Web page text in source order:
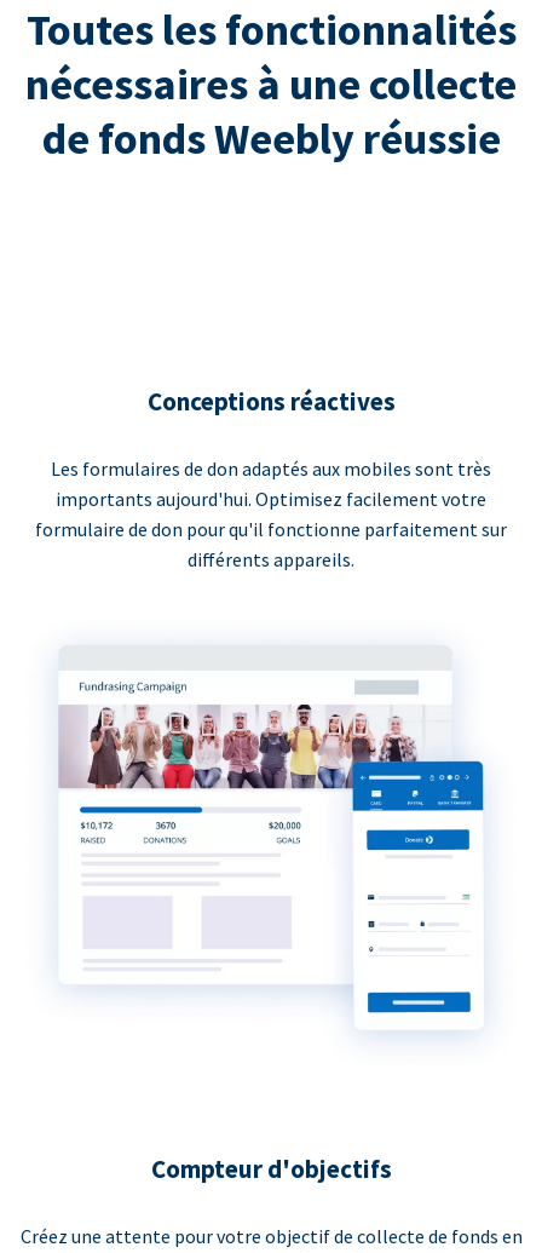
Toutes les fonctionnalités
nécessaires à une collecte
de fonds Weebly réussie
Conceptions réactives
Les formulaires de don adaptés aux mobiles sont très
importants aujourd'hui. Optimisez facilement votre
formulaire de don pour qu'il fonctionne parfaitement sur
différents appareils.
Compteur d'objectifs
Créez une attente pour votre objectif de collecte de fonds en